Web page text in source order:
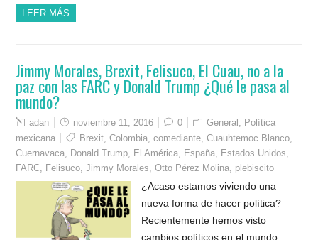
LEER MÁS
Jimmy Morales, Brexit, Felisuco, El Cuau, no a la
paz con las FARC y Donald Trump ¿Qué le pasa al
mundo?
adan noviembre 11, 2016 0 General
Política
mexicana
Brexit ,Colombia ,comediante ,Cuauhtemoc Blanco
Cuernavaca
Donald Trump El América España Estados Unidos
FARC
Felisuco ,Jimmy Morales ,Otto Pérez Molina plebiscito
¿Acaso estamos viviendo una
nueva forma de hacer política?
Recientemente hemos visto
cambios políticos en el mundo